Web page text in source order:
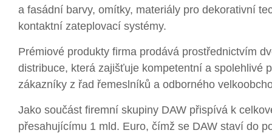
a fasádní barvy, omítky, materiály pro dekorativní
kontaktní zateplovací systémy.
Prémiové produkty firma prodává prostřednictvím
distribuce, která zajišťuje kompetentní a spolehlivé
zákazníky z řad řemeslníků a odborného
Jako součást firemní skupiny DAW přispívá k
přesahujícímu 1 mld. Euro, čímž se DAW staví do